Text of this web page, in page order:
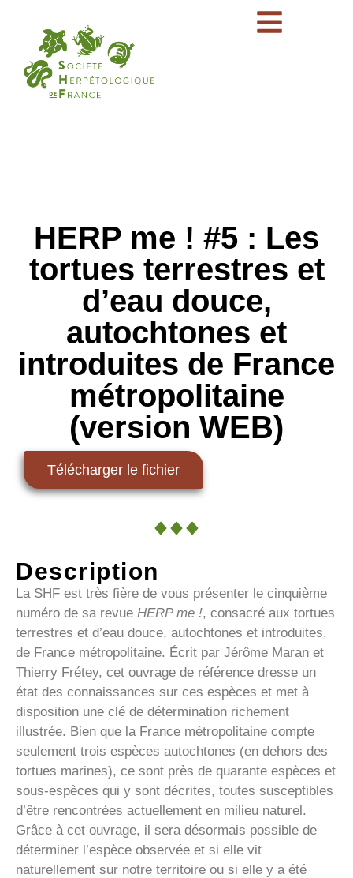
HERP me ! #5 : Les
tortues terrestres et
d’eau douce,
autochtones et
introduites de France
métropolitaine
(version WEB)
Télécharger le fichier
Description
La SHF est très fière de vous présenter le cinquième
numéro de sa revue HERP me !, consacré aux tortues
terrestres et d’eau douce, autochtones et introduites,
de France métropolitaine. Écrit par Jérôme Maran et
Thierry Frétey, cet ouvrage de référence dresse un
état des connaissances sur ces espèces et met à
disposition une clé de détermination richement
illustrée. Bien que la France métropolitaine compte
seulement trois espèces autochtones (en dehors des
tortues marines), ce sont près de quarante espèces et
sous-espèces qui y sont décrites, toutes susceptibles
d’être rencontrées actuellement en milieu naturel.
Grâce à cet ouvrage, il sera désormais possible de
déterminer l’espèce observée et si elle vit
naturellement sur notre territoire ou si elle y a été